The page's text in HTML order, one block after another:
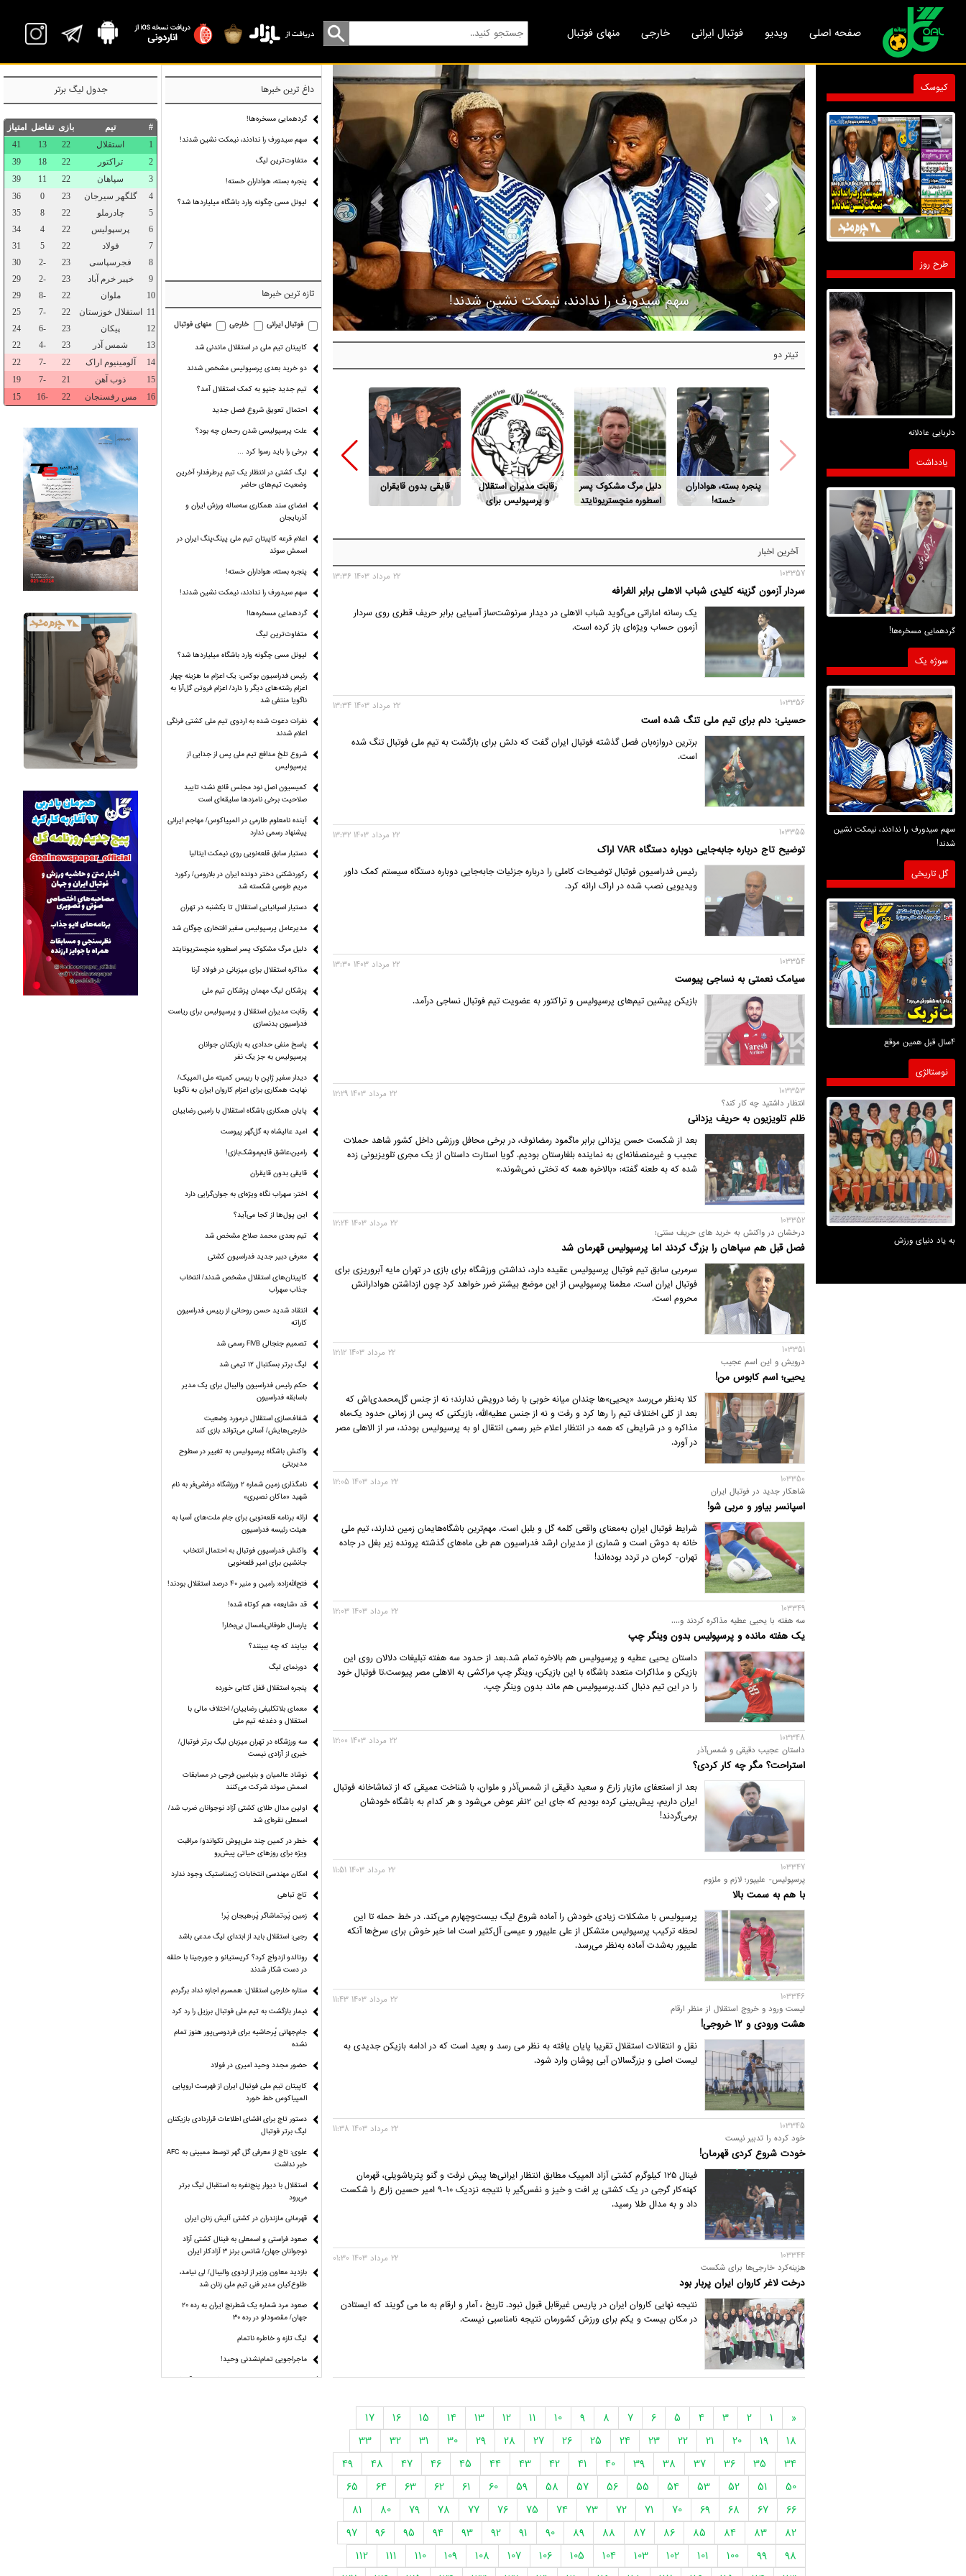
صفحه اصلی ویدیو فوتبال ایرانی خارجی منهای فوتبال
گردهمایی مسخره‌ها!
Previous Next
تیتر دو
پنجره بسته، هواداران
خسته!
دلیل مرگ مشکوک پسر
اسطوره منچستریونایتد
رقابت مدیران استقلال
و پرسپولیس برای
قایقی بدون قایقران
این پول‌ها از کجا
می‌آید؟
قد «شایعه» هم کوتاه
شده!
پارسال طوفانی،امسال
بی‌بخار!
زمین
آخرین اخبار
103357
سردار آزمون گزینه کلیدی شباب الاهلی برابر الغرافه
22 مرداد 1403 13:36
یک رسانه اماراتی می‌گوید شباب الاهلی در دیدار سرنوشت‌ساز آسیایی برابر حریف قطری روی سردار
آزمون حساب ویژه‌ای باز کرده است.
103356
حسینی: دلم برای تیم ملی تنگ شده است
22 مرداد 1403 13:34
برترین دروازه‌بان فصل گذشته فوتبال ایران گفت که دلش برای بازگشت به تیم ملی فوتبال تنگ شده
است.
103355
توضیح تاج درباره جابه‌جایی دوباره دستگاه VAR اراک
22 مرداد 1403 13:32
رئیس فدراسیون فوتبال توضیحات کاملی را درباره جزئیات جابه‌جایی دوباره دستگاه سیستم کمک داور
ویدیویی نصب شده در اراک ارائه کرد.
103354
سیامک نعمتی به نساجی پیوست
22 مرداد 1403 13:30
بازیکن پیشین تیم‌های پرسپولیس و تراکتور به عضویت تیم فوتبال نساجی درآمد.
103353
انتظار داشتید چه کار کند؟
ظلم تلویزیون به حریف یزدانی
22 مرداد 1403 12:29
بعد از شکست حسن یزدانی برابر ماگمود رمضانوف، در برخی محافل ورزشی داخل کشور شاهد حملات
عجیب و غیرمنصفانه‌ای به نماینده بلغارستان بودیم. گویا استارت داستان از یک مجری تلویزیونی زده
شده که به طعنه گفته: «بالاخره همه که تختی نمی‌شوند.»
103352
درخشان در واکنش به خرید های حریف سنتی:
فصل قبل هم سپاهان را بزرگ کردند اما پرسپولیس قهرمان شد
22 مرداد 1403 12:24
سرمربی سابق تیم فوتبال پرسپولیس عقیده دارد، نداشتن ورزشگاه برای بازی در تهران مایه آبروریزی برای
فوتبال ایران است. مطمنا پرسپولیس از این موضع بیشتر ضرر خواهد کرد چون ازداشتن هوادارانش
محروم است.
103351
درویش و این اسم عجیب
یحیی؛ اسم کابوس من!
22 مرداد 1403 12:12
کلا به‌نظر می‌رسد «یحیی»‌ها چندان میانه خوبی با رضا درویش ندارند؛ نه از جنس گل‌محمدی‌اش که
بعد از کلی اختلاف تیم را رها کرد و رفت و نه از جنس عطیه‌الله، بازیکنی که پس از زمانی حدود یک‌ماه
مذاکره و در شرایطی که همه در انتظار اعلام خبر رسمی انتقال او به پرسپولیس بودند، سر از الاهلی مصر
در آورد.
103350
شاهکار جدید در فوتبال ایران
اسپانسر بیاور و مربی شو!
22 مرداد 1403 12:05
شرایط فوتبال ایران به‌معنای واقعی کلمه گل و بلبل است. مهم‌ترین باشگاه‌هایمان زمین ندارند، تیم ملی
خانه به دوش است و شماری از مدیران ارشد فدراسیون هم طی ماه‌های گذشته پرونده زیر بغل در جاده
تهران- کرمان در تردد بوده‌اند!
103349
سه هفته با یحیی عطیه مذاکره کردند و....
یک هفته مانده و پرسپولیس بدون وینگر چپ
22 مرداد 1403 12:03
داستان یحیی عطیه و پرسپولیس هم بالاخره تمام شد.بعد از حدود سه هفته تبلیغات دلالان روی این
بازیکن و مذاکرات متعدد باشگاه با این بازیکن، وینگر چپ مراکشی به الاهلی مصر پیوست.تا فوتبال خود
را در این تیم دنبال کند.پرسپولیس هم ماند بدون وینگر چپ.
103348
داستان عجیب دقیقی و شمس‌آذر
استراحت؟ مگر چه کار کردی؟
22 مرداد 1403 12:00
بعد از استعفای مازیار زارع و سعید دقیقی از شمس‌آذر و ملوان، با شناخت عمیقی که از تماشاخانه فوتبال
ایران داریم، پیش‌بینی کرده بودیم که جای این 2نفر عوض می‌شود و هر کدام به باشگاه خودشان
برمی‌گردند!
103347
پرسپولیس- علیپور؛ لازم و ملزوم
با هم به سمت بالا
22 مرداد 1403 11:51
پرسپولیس با مشکلات زیادی خودش را آماده شروع لیگ بیست‌وچهارم می‌کند. در خط حمله تا این
لحظه ترکیب پرسپولیس متشکل از علی علیپور و عیسی آل‌کثیر است اما خبر خوش برای سرخ‌ها آنکه
علیپور به‌شدت آماده به‌نظر می‌رسد.
103346
لیست ورود و خروج استقلال از منظر ارقام
هشت ورودی و 12 خروجی!
22 مرداد 1403 11:43
نقل و انتقالات استقلال تقریبا پایان یافته به نظر می رسد و بعید است که در ادامه بازیکن جدیدی به
لیست اصلی و بزرگسالان آبی پوشان وارد شود.
103345
خود کرده را تدبیر نیست
خودت شروع کردی قهرمان!
22 مرداد 1403 11:38
فینال 125 کیلوگرم کشتی آزاد المپیک مطابق انتظار ایرانی‌ها پیش نرفت و گنو پتریاشویلی، قهرمان
کهنه‌کار گرجی در یک کشتی پر افت و خیز و نفس‌گیر با نتیجه نزدیک 10-9 امیر حسین زارع را شکست
داد و به مدال طلا رسید.
103344
هزینه‌کرد خارجی‌ها برای شکست
درخت لاغر کاروان ایران پربار بود
22 مرداد 1403 01:30
نتیجه نهایی کاروان ایران در پاریس غیرقابل قبول نبود. تاریخ ، آمار و ارقام به ما می گویند که ایستادن
در مکان بیست و یکم برای ورزش کشورمان نتیجه نامناسبی نیست.
«
1
2
3
4
5
6
7
8
9
10
11
12
13
14
15
16
17
18
19
20
21
22
23
24
25
26
27
28
29
30
31
32
33
34
35
36
37
38
39
40
41
42
43
44
45
46
47
48
49
50
51
52
53
54
55
56
57
58
59
60
61
62
63
64
65
66
67
68
69
70
71
72
73
74
75
76
77
78
79
80
81
82
83
84
85
86
87
88
89
90
91
92
93
94
95
96
97
98
99
100
101
102
103
104
105
106
107
108
109
110
111
112
کیوسک
طرح روز
دلربایی عادلانه
یادداشت
گردهمایی مسخره‌ها!
سوژه یک
سهم سیدورف را ندادند، نیمکت نشین
شدند!
گل تاریخی
4سال قبل همین موقع
نوستالژی
به یاد دنیای ورزش
داغ ترین خبرها
گردهمایی مسخره‌ها!
سهم سیدورف را ندادند، نیمکت نشین شدند!
متفاوت‌ترین لیگ
پنجره بسته، هواداران خسته!
لیونل مسی چگونه وارد باشگاه میلیاردها شد؟
تازه ترین خبرها
فوتبال ایرانی خارجی منهای فوتبال
کاپیتان تیم ملی در استقلال ماندنی شد
دو خرید بعدی پرسپولیس مشخص شدند
تیم جدید جنپو به کمک استقلال آمد؟
احتمال تعویق شروع فصل جدید
علت پرسپولیسی شدن رحمان چه بود؟
برخی را باید رسوا کرد …
لیگ کشتی در انتظار یک تیم پرطرفدار؛ آخرین
وضعیت تیم‌های حاضر
امضای سند همکاری سه‌ساله ورزش ایران و
آذربایجان
اعلام قرعه کاپیتان تیم ملی پینگ‌پنگ ایران در
اسمش سوئد
پنجره بسته، هواداران خسته!
سهم سیدورف را ندادند، نیمکت نشین شدند!
گردهمایی مسخره‌ها!
متفاوت‌ترین لیگ
لیونل مسی چگونه وارد باشگاه میلیاردها شد؟
رئیس فدراسیون بوکس: یک اعزام ما هزینه چهار
اعزام رشته‌های دیگر را دارد/ اعزام فروتن گل‌آرا به
ناگویا منتفی شد
نفرات دعوت شده به اردوی تیم ملی کشتی فرنگی
اعلام شدند
شروع تلخ مدافع تیم ملی پس از جدایی از
پرسپولیس
کمیسیون اصل نود مجلس قانع نشد؛ تایید
صلاحیت برخی نامزدها سلیقه‌ای است
آینده نامعلوم طارمی در المپیاکوس/ مهاجم ایرانی
پیشنهاد رسمی ندارد
دستیار سابق قلعه‌نویی روی نیمکت ایتالیا
رکوردشکنی دختر دونده ایران در بلاروس/ رکورد
مریم طوسی شکسته شد
دستیار اسپانیایی استقلال تا یکشنبه در تهران
مدیرعامل پرسپولیس سفیر افتخاری چوگان شد
دلیل مرگ مشکوک پسر اسطوره منچستریونایتد
مذاکره استقلال برای میزبانی در فولاد آرنا
پزشکان لیگ مهمان پزشکان تیم ملی
رقابت مدیران استقلال و پرسپولیس برای ریاست
فدراسیون بدنسازی
پاسخ منفی حدادی به بازیکنان جوانان
پرسپولیس به جز یک نفر
دیدار سفیر ژاپن با رییس کمیته ملی المپیک/
نهایت همکاری برای اعزام کاروان ایران به ناگویا
پایان همکاری باشگاه استقلال با رامین رضاییان
امید عالیشاه به گل‌گهر پیوست
رامین،عاشق قایم‌موشک‌بازی!
قایقی بدون قایقران
اختر: سهراب نگاه ویژه‌ای به جوان‌گرایی دارد
این پول‌ها از کجا می‌آید؟
تیم بعدی محمد صلاح مشخص شد
معرفی دبیر جدید فدراسیون کشتی
کاپیتان‌های استقلال مشخص شدند/ انتخاب
جذاب سهراب
انتقاد شدید حسن روحانی از رییس فدراسیون
کاراته
تصمیم جنجالی FIVB رسمی شد
لیگ برتر بسکتبال ۱۲ تیمی شد
حکم رئیس فدراسیون والیبال برای یک مدیر
باسابقه فدراسیون
شفاف‌سازی استقلال درمورد وضعیت
خارجی‌هایش/ آسانی می‌تواند بازی کند
واکنش باشگاه پرسپولیس به تغییر در سطوح
مدیریتی
نامگذاری زمین شماره ۲ ورزشگاه درفشی‌فر به نام
شهید «ماکان نصیری»
ارائه برنامه‌ قلعه‌نویی برای جام ملت‌های آسیا به
هیئت رئیسه فدراسیون
واکنش فدراسیون فوتبال به احتمال انتخاب
جانشین برای امیر قلعه‌نویی
فتح‌الله‌زاده: رامین و منیر 40 درصد استقلال بودند!
قد «شایعه» هم کوتاه شده!
پارسال طوفانی،امسال بی‌بخار!
بیایند که چه ببینند؟
دورنمای لیگ
پنجره‌ استقلال قفل کتابی خورده
معمای بلاتکلیفی رضاییان/ اختلاف مالی با
استقلال و دغدغه تیم ملی
سه ورزشگاه در تهران میزبان لیگ برتر فوتبال/
خبری از آزادی نیست
نوشاد عالمیان و بنیامین فرجی در مسابقات
اسمش سوئد شرکت می‌کنند
اولین مدال طلای کشتی آزاد نوجوانان ضرب شد/
اسمعلی نقره‌ای شد
خطر در کمین چند ملی‌پوش تکواندو/ مراقبت
ویژه برای روزهای حیاتی پیش‌رو
امکان مهندسی انتخابات ژیمناستیک وجود ندارد
تاج تباهی
زمین پَر،تماشاگر پَر،هیجان پَر!
رجبی: استقلال باید از ابتدای لیگ مدعی باشد
رونالدو ازدواج کرد؟ کریستیانو و جورجینا با حلقه
در دست شکار شدند
ستاره خارجی استقلال: همسرم اجازه نداد برگردم
نیمار بازگشت به تیم ملی فوتبال برزیل را رد کرد
جام‌جهانی پُرحاشیه برای فردوسی‌پور هنوز تمام
نشده
حضور مجدد وحید امیری در فولاد
کاپیتان تیم ملی فوتبال ایران از فهرست اروپایی
المپیاکوس خط خورد
دستور تاج برای افشای اطلاعات قراردادی بازیکنان
لیگ برتر فوتبال
علوی: تاج از معرفی گل گهر توسط ممبینی به AFC
خبر نداشت
استقلال با دیوار پنج‌نفره به استقبال لیگ برتر
می‌رود
قهرمانی مازندران در کشتی آلیش زنان ایران
صعود فراستی و اسمعلی به فینال کشتی آزاد
نوجوانان جهان/ شانس برنز ۳ آزادکار ایران
بازدید معاون وزیر از اردوی والیبال/ لی نیامد،
طلوع‌کیان مدیر فنی تیم ملی زنان شد
صعود مرد شماره یک شطرنج ایران به رده ۲۰
جهان/ مقصودلو در رده ۳۰
لیگ تازه و خاطره ناتمام
ماجراجویی تمام‌نشدنی وحید!
مراغه چیان: استقلال هنوز با ترکیب ایده‌آل فاصله
جدول لیگ برتر